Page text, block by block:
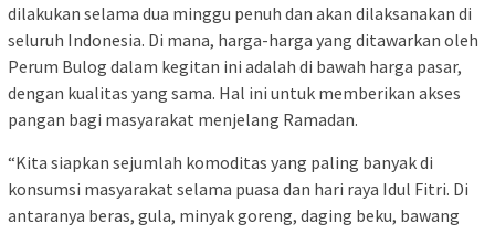
dilakukan selama dua minggu penuh dan akan dilaksanakan di
seluruh Indonesia. Di mana, harga-harga yang ditawarkan oleh
Perum Bulog dalam kegitan ini adalah di bawah harga pasar,
dengan kualitas yang sama. Hal ini untuk memberikan akses
pangan bagi masyarakat menjelang Ramadan.
“Kita siapkan sejumlah komoditas yang paling banyak di
konsumsi masyarakat selama puasa dan hari raya Idul Fitri. Di
antaranya beras, gula, minyak goreng, daging beku, bawang